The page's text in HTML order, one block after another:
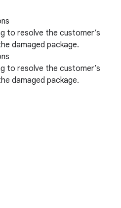
to resolve the customer’s
damaged package.
to resolve the customer’s
damaged package.